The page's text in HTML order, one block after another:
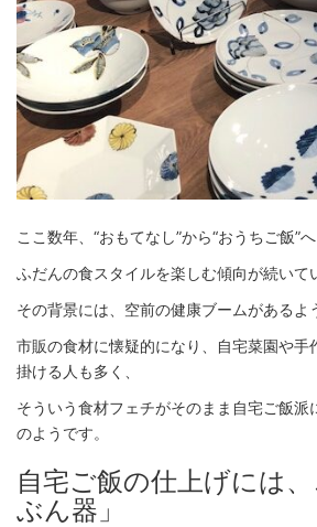
ここ数年、“おもてなし”から“おうちご飯”へ
ふだんの食スタイルを楽しむ傾向が続いて
その背景には、空前の健康ブームがあるよ
市販の食材に懐疑的になり、自宅菜園や手
掛ける人も多く、
そういう食材フェチがそのまま自宅ご飯派
のようです。
自宅ご飯の仕上げには
ぶん器」